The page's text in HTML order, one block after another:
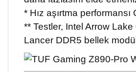
* Hız aşırtma
** Testler, Intel Arrow
Lancer DDR5 bellek